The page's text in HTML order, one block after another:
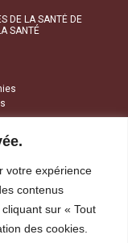
votre expérience
contenus
sur « Tout
des cookies.
DE LA SANTÉ DE
SANTÉ